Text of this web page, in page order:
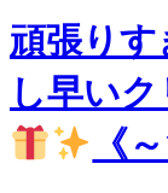
頑張り
し早い
《